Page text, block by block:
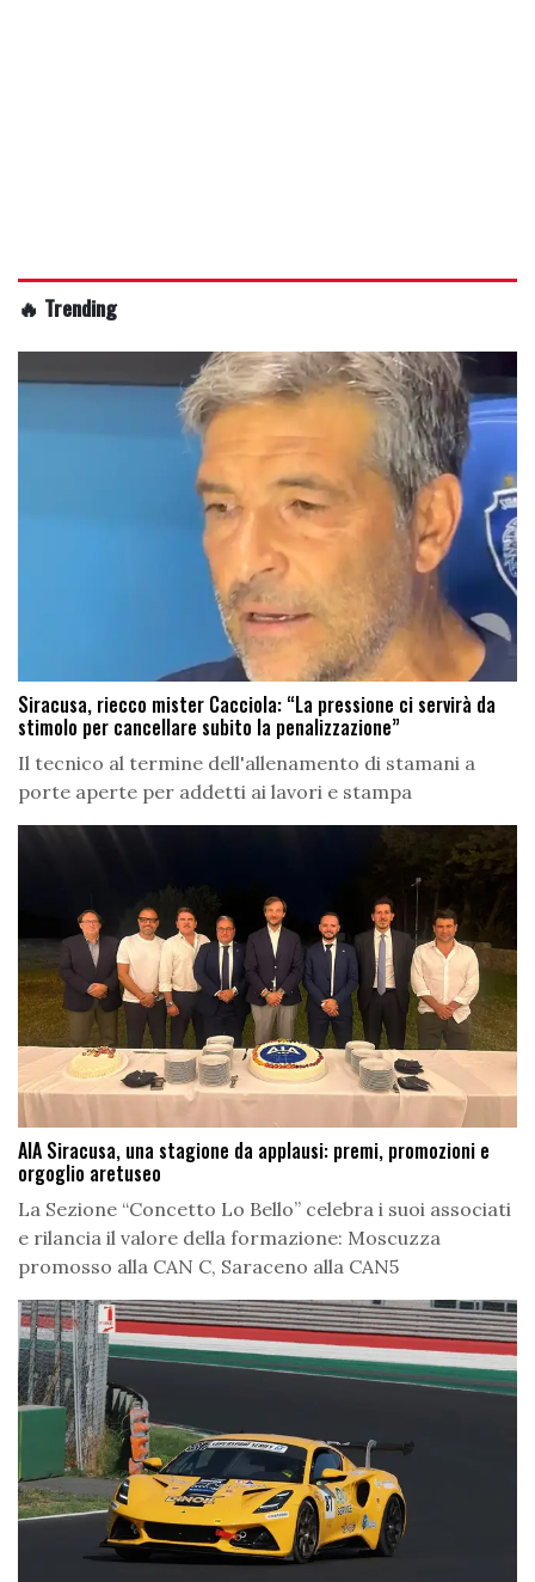
🔥 Trending
Siracusa, riecco mister Cacciola: “La pressione ci servirà da
stimolo per cancellare subito la penalizzazione”
Il tecnico al termine dell'allenamento di stamani a
porte aperte per addetti ai lavori e stampa
AIA Siracusa, una stagione da applausi: premi, promozioni e
orgoglio aretuseo
La Sezione “Concetto Lo Bello” celebra i suoi associati
e rilancia il valore della formazione: Moscuzza
promosso alla CAN C, Saraceno alla CAN5